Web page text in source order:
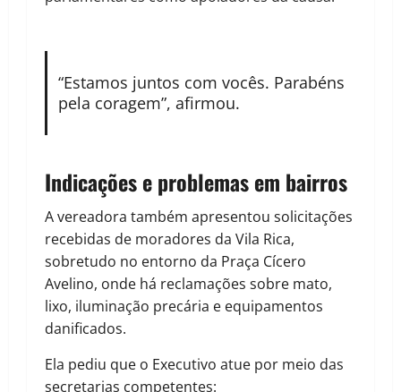
“Estamos juntos com vocês. Parabéns
pela coragem”, afirmou.
Indicações e problemas em bairros
A vereadora também apresentou solicitações
recebidas de moradores da Vila Rica,
sobretudo no entorno da Praça Cícero
Avelino, onde há reclamações sobre mato,
lixo, iluminação precária e equipamentos
danificados.
Ela pediu que o Executivo atue por meio das
secretarias competentes: